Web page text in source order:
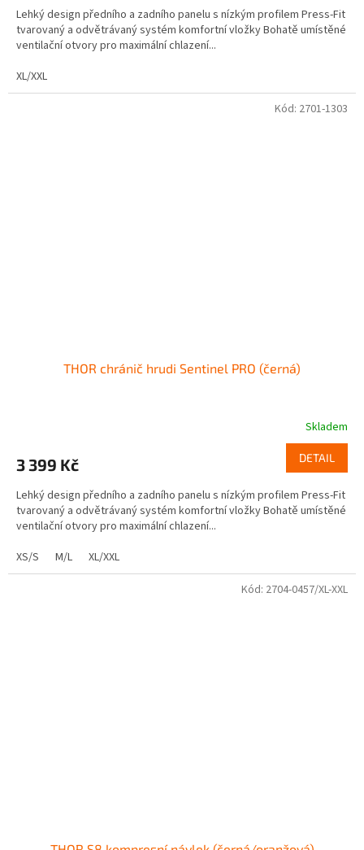
Lehký design předního a zadního panelu s nízkým profilem Press-Fit
tvarovaný a odvětrávaný systém komfortní vložky Bohatě umístěné
ventilační otvory pro maximální chlazení...
XL/XXL
THOR chránič hrudi Sentinel PRO (černá)
Skladem
3 399 Kč DETAIL
Lehký design předního a zadního panelu s nízkým profilem Press-Fit
tvarovaný a odvětrávaný systém komfortní vložky Bohatě umístěné
ventilační otvory pro maximální chlazení...
XS/S
M/L XL/XXL
Kód: 2701-1303
Kód: 2704-0457/XL-XXL